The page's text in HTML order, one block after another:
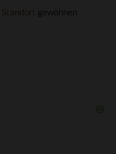
Standort gewöhnen